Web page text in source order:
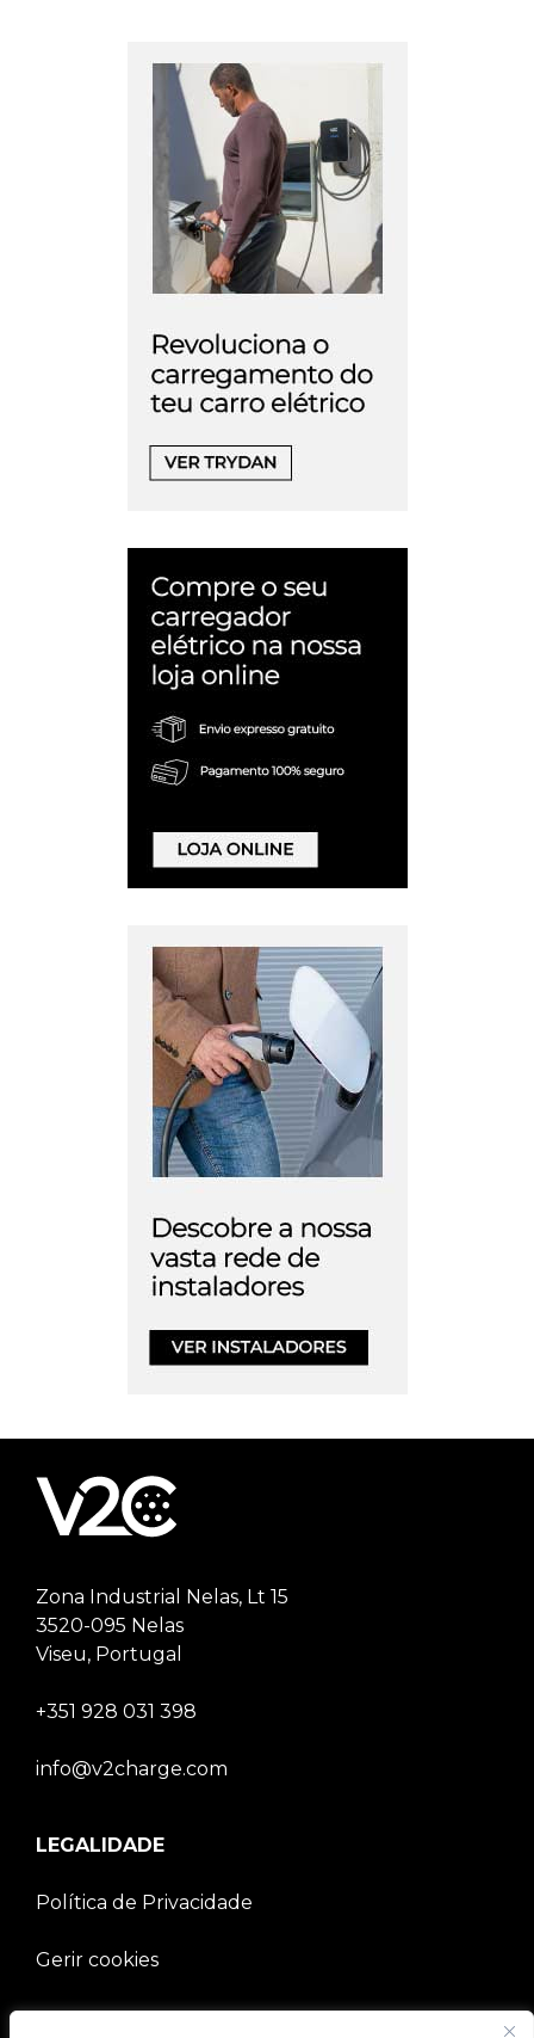
Zona Industrial Nelas, Lt 15
3520-095 Nelas
Viseu, Portugal
+351 928 031 398
info@v2charge.com
LEGALIDADE
Política de Privacidade
Gerir cookies